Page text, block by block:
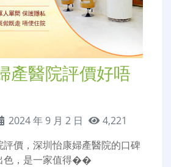
產醫院評價好唔
2024 年 9 月 2 日
4,221
價，深圳怡康婦產醫院的口碑
色，是一家值得��